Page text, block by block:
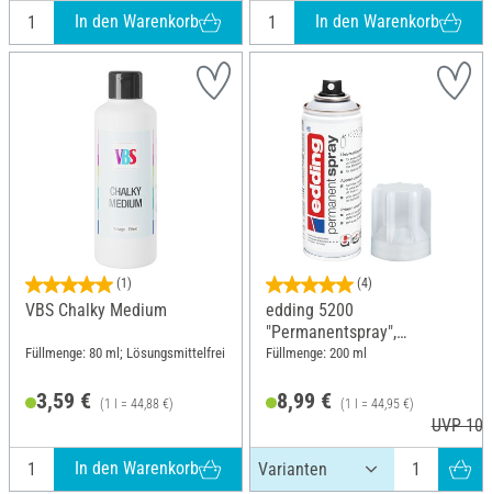
In den Warenkorb In den Warenkorb
(1)
VBS Chalky Medium
Füllmenge: 80 ml; Lösungsmittelfrei
3,59 € (1 l = 44,88 €)
In den Warenkorb
(4)
edding 5200
"Permanentspray",
Grundierung
Füllmenge: 200 ml
8,99 € (1 l = 44,95 €)
UVP